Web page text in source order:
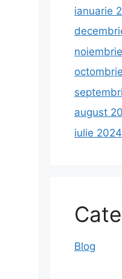
ianuarie
august
iulie 2024
Blog